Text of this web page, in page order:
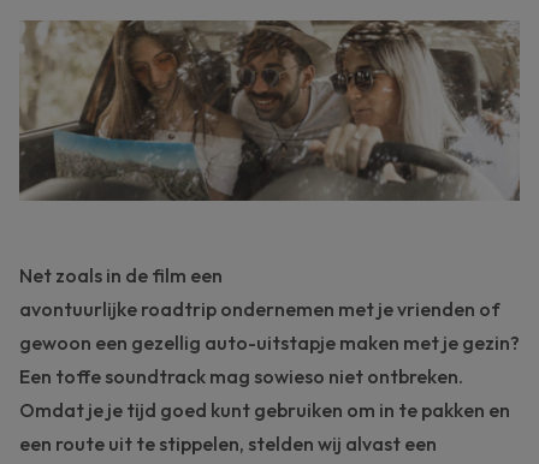
Net zoals in de film een
avontuurlijke roadtrip ondernemen met je vrienden of
gewoon een gezellig auto-uitstapje maken met je gezin?
Een toffe soundtrack mag sowieso niet ontbreken.
Omdat je je tijd goed kunt gebruiken om in te pakken en
een route uit te stippelen, stelden wij alvast een